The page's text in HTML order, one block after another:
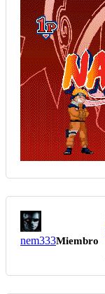
nem333Miembro